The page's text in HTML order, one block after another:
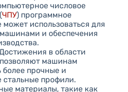
числовое
ЧПУ) программное
может использоваться для
и обеспечения
в области
машинам
более прочные и
стальные профили.
материалы, такие как